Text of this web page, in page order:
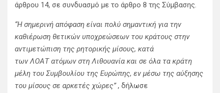
άρθρου 14, σε συνδυασμό με το άρθρο 8 της Σύμβασης.
“Η σημερινή απόφαση είναι πολύ σημαντική για την
καθιέρωση θετικών υποχρεώσεων του κράτους στην
αντιμετώπιση της ρητορικής μίσους, κατά
των ΛΟΑΤ ατόμων στη Λιθουανία και σε όλα τα κράτη
μέλη του Συμβουλίου της Ευρώπης, εν μέσω της αύξησης
του μίσους σε αρκετές χώρες”, δήλωσε